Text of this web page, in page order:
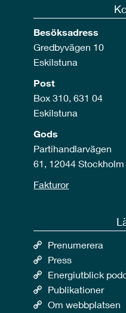
Besöksadress
Gredbyvägen 10
Eskilstuna
Post
Box 310, 631 04
Eskilstuna
Gods
Partihandlarvägen
61, 12044 Stockholm
Fakturor
Prenumerera
Press
Energiutblick
Publikationer
Om webbplatsen